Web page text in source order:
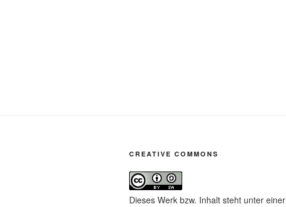
CREATIVE COMMONS
Dieses Werk bzw. Inhalt steht unter einer